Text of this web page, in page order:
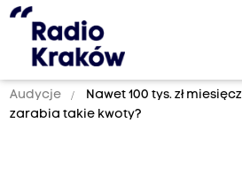
Audycje
Nawet 100 tys. zł
zarabia takie kwoty?